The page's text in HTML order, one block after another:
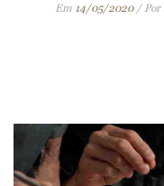
Em 14/05/2020/ Por